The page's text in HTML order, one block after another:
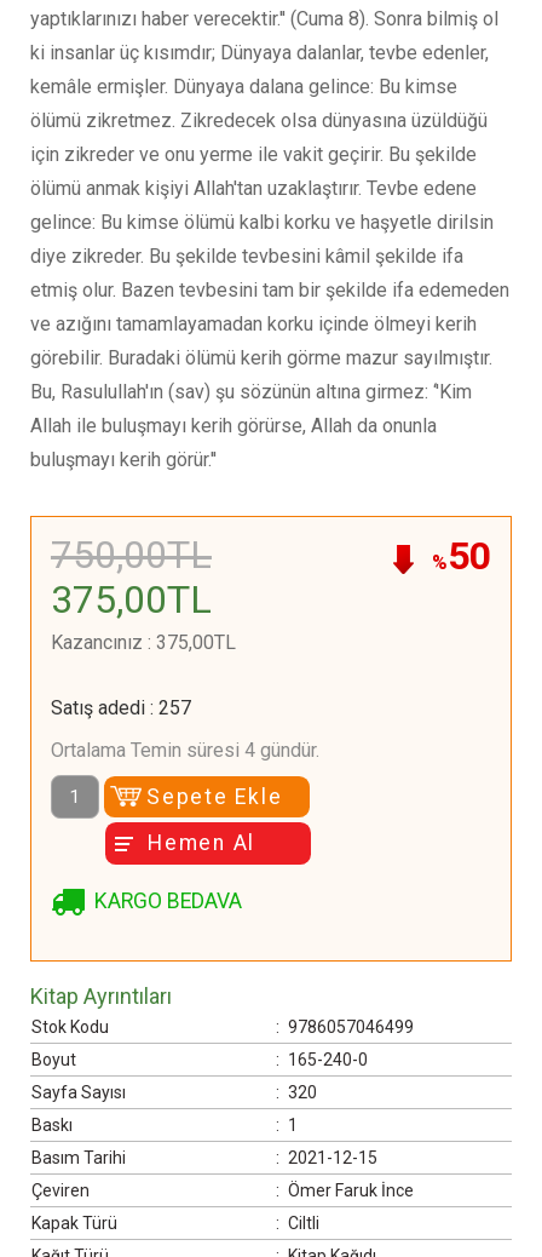
yaptıklarınızı haber verecektir.'' (Cuma 8). Sonra bilmiş ol
ki insanlar üç kısımdır; Dünyaya dalanlar, tevbe edenler,
kemâle ermişler. Dünyaya dalana gelince: Bu kimse
ölümü zikretmez. Zikredecek olsa dünyasına üzüldüğü
için zikreder ve onu yerme ile vakit geçirir. Bu şekilde
ölümü anmak kişiyi Allah'tan uzaklaştırır. Tevbe edene
gelince: Bu kimse ölümü kalbi korku ve haşyetle dirilsin
diye zikreder. Bu şekilde tevbesini kâmil şekilde ifa
etmiş olur. Bazen tevbesini tam bir şekilde ifa edemeden
ve azığını tamamlayamadan korku içinde ölmeyi kerih
görebilir. Buradaki ölümü kerih görme mazur sayılmıştır.
Bu, Rasulullah'ın (sav) şu sözünün altına girmez: ‘'Kim
Allah ile buluşmayı kerih görürse, Allah da onunla
buluşmayı kerih görür.''
%50
750,00TL
375,00TL
Kazancınız : 375,00TL
Satış adedi: 257
Ortalama Temin süresi 4 gündür.
Sepete Ekle
Hemen Al
KARGO BEDAVA
Kitap Ayrıntıları
Stok Kodu : 9786057046499
Boyut
: 165-240-0
Sayfa Sayısı
: 320
Baskı
: 1
Basım Tarihi
: 2021-12-15
Çeviren
: Ömer Faruk İnce
Kapak Türü
: Ciltli